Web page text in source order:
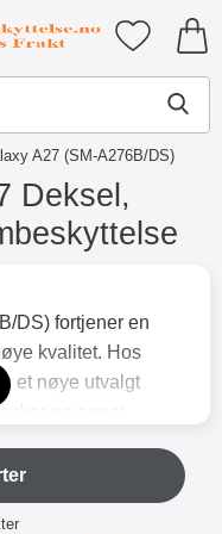
for Tibro BilligaMine
A27 (SM-A276B/DS)
Deksel,
DS) fortjener en
kvalitet. Hos
et nøye utvalgt
og annet
med verken
stolte av våre egne